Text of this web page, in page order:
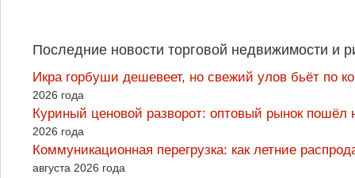
Последние новости торговой недвижимости и
Икра горбуши дешевеет, но свежий улов бьёт по
2026 года
Куриный ценовой разворот: оптовый рынок
2026 года
Коммуникационная перегрузка: как летние
августа 2026 года